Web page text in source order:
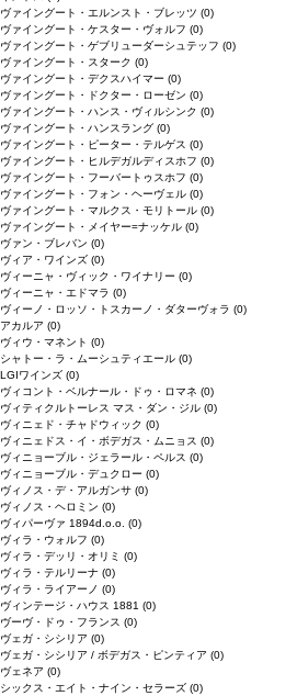
ヴァイングート・エルンスト・ブレッツ (0)
ヴァイングート・ケスター・ヴォルフ (0)
ヴァイングート・ゲブリューダーシュテッフ (0)
ヴァイングート・スターク (0)
ヴァイングート・デクスハイマー (0)
ヴァイングート・ドクター・ローゼン (0)
ヴァイングート・ハンス・ヴィルシンク (0)
ヴァイングート・ハンスラング (0)
ヴァイングート・ピーター・テルゲス (0)
ヴァイングート・ヒルデガルディスホフ (0)
ヴァイングート・フーバートゥスホフ (0)
ヴァイングート・フォン・ヘーヴェル (0)
ヴァイングート・マルクス・モリトール (0)
ヴァイングート・メイヤー=ナッケル (0)
ヴァン・ブレバン (0)
ヴィア・ワインズ (0)
ヴィーニャ・ヴィック・ワイナリー (0)
ヴィーニャ・エドマラ (0)
ヴィーノ・ロッソ・トスカーノ・ダターヴォラ (0)
アカルア (0)
ヴィウ・マネント (0)
シャトー・ラ・ムーシュティエール (0)
LGIワインズ (0)
ヴィコント・ベルナール・ドゥ・ロマネ (0)
ヴィティクルトーレス マス・ダン・ジル (0)
ヴィニェド・チャドウィック (0)
ヴィニェドス・イ・ボデガス・ムニョス (0)
ヴィニョーブル・ジェラール・ペルス (0)
ヴィニョーブル・デュクロー (0)
ヴィノス・デ・アルガンサ (0)
ヴィノス・ヘロミン (0)
ヴィパーヴァ 1894d.o.o. (0)
ヴィラ・ウォルフ (0)
ヴィラ・デッリ・オリミ (0)
ヴィラ・テルリーナ (0)
ヴィラ・ライアーノ (0)
ヴィンテージ・ハウス 1881 (0)
ヴーヴ・ドゥ・フランス (0)
ヴェガ・シシリア (0)
ヴェガ・シシリア / ボデガス・ピンティア (0)
ヴェネア (0)
シックス・エイト・ナイン・セラーズ (0)